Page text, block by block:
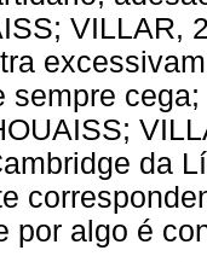
VILLAR,
sempre
da
por algo é